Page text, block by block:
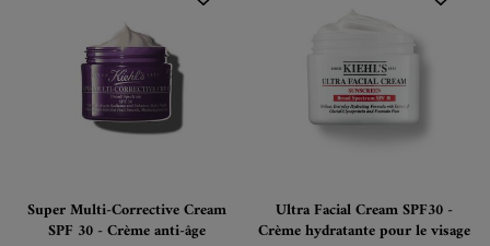
Super Multi-Corrective Cream
SPF 30 - Crème anti-âge
Ultra Facial Cream SPF30 -
Crème hydratante pour le visage